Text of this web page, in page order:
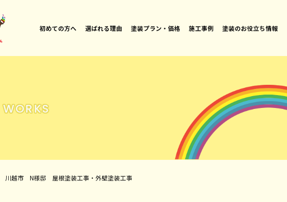
初めての方へ 選ばれる理由 塗装プラン・価格 施工事例 塗装のお役立ち情報
WORKS
川越市 N様邸 屋根塗装工事・外壁塗装工事